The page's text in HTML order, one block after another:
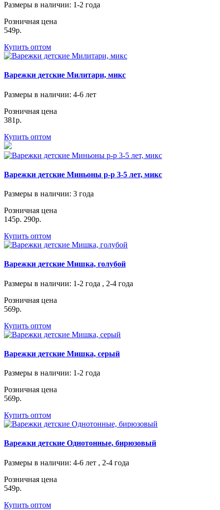
Размеры в наличии: 1-2 года
Розничная цена
549р.
Купить оптом
Варежки детские Милитари, микс
Размеры в наличии: 4-6 лет
Розничная цена
381р.
Купить оптом
Варежки детские Миньоны р-р 3-5 лет, микс
Размеры в наличии: 3 года
Розничная цена
145р. 290р.
Купить оптом
Варежки детские Мишка, голубой
Размеры в наличии: 1-2 года , 2-4 года
Розничная цена
569р.
Купить оптом
Варежки детские Мишка, серый
Размеры в наличии: 1-2 года
Розничная цена
569р.
Купить оптом
Варежки детские Однотонные, бирюзовый
Размеры в наличии: 4-6 лет , 2-4 года
Розничная цена
549р.
Купить оптом